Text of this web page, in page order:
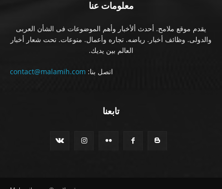
معلومات عنا
يقدم موقع ملامح. أحدث ألأخبار وأهم الموضوعات فى الشأن العربى
والدولى. وظائف أخبار. رياضه. تجاره وأعمال. منوعات. تحت شعار أخبار
العالم بين يديك.
اتصل بنا: contact@malamih.com
تابعنا